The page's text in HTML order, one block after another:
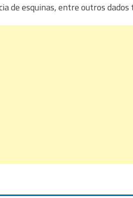
de esquinas, entre outros dados